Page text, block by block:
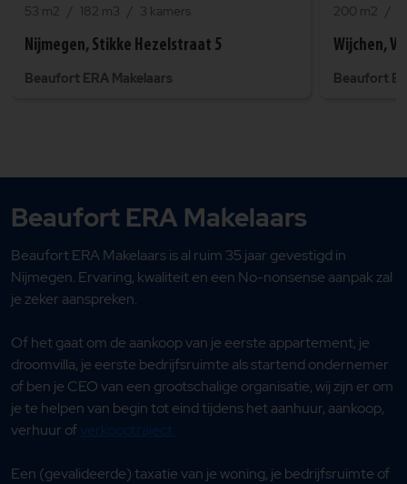
53 m2
182 m3 3 kamers
Nijmegen, Stikke Hezelstraat 5
Beaufort ERA Makelaars
200 m2
Wijchen,
Beaufort
Beaufort ERA Makelaars
Beaufort ERA Makelaars is al ruim 35 jaar gevestigd in
Nijmegen. Ervaring, kwaliteit en een No-nonsense aanpak zal
je zeker aanspreken.
Of het gaat om de aankoop van je eerste appartement, je
droomvilla, je eerste bedrijfsruimte als startend ondernemer
of ben je CEO van een grootschalige organisatie, wij zijn er om
je te helpen van begin tot eind tijdens het aanhuur, aankoop,
verhuur ofverkooptraject.
Een (gevalideerde) taxatie van je woning, je bedrijfsruimte of